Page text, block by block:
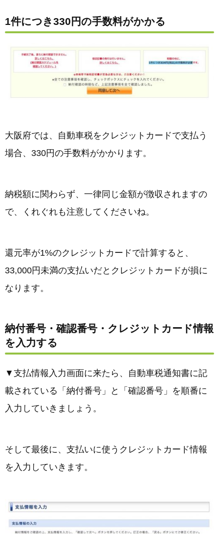
1件につき330円の手数料がかかる
大阪府では、自動車税をクレジットカードで支払う
場合、330円の手数料がかかります。
納税額に関わらず、一律同じ金額が徴収されますの
で、くれぐれも注意してくださいね。
還元率が1%のクレジットカードで計算すると、
33,000円未満の支払いだとクレジットカードが損に
なります。
納付番号・確認番号・クレジットカード情報
を入力する
▼支払情報入力画面に来たら、自動車税通知書に記
載されている「納付番号」と「確認番号」を順番に
入力していきましょう。
そして最後に、支払いに使うクレジットカード情報
を入力していきます。